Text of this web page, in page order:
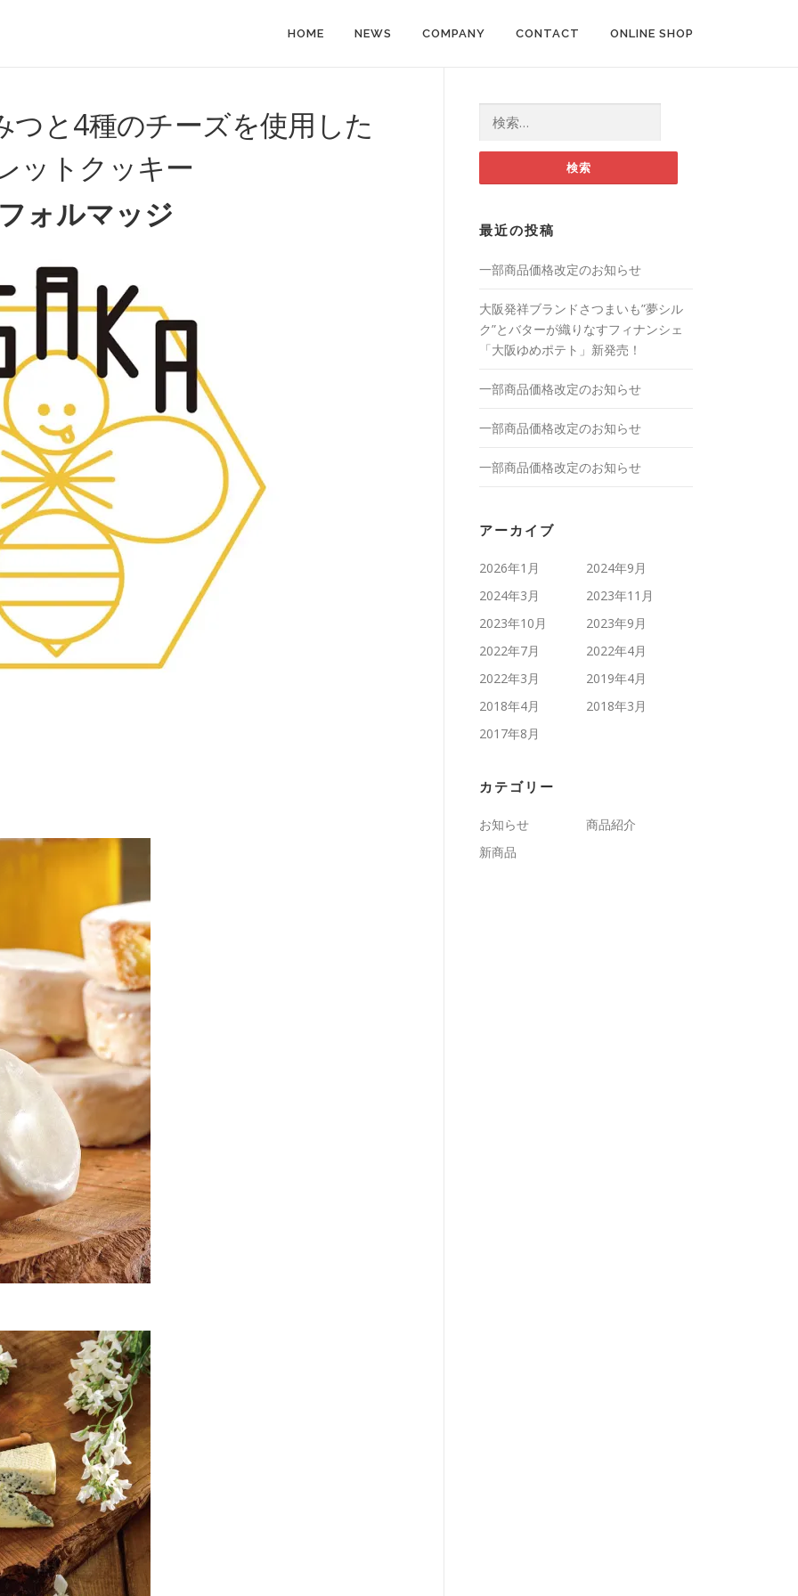
HOME NEWS COMPANY CONTACT ONLINE SHOP
つと4種のチーズを使用した
ットクッキー
ォルマッジ
検索:
最近の投稿
一部商品価格改定のお知らせ
大阪発祥ブランドさつまいも”夢シル
ク”とバターが織りなすフィナンシェ
「大阪ゆめポテト」新発売！
一部商品価格改定のお知らせ
一部商品価格改定のお知らせ
一部商品価格改定のお知らせ
アーカイブ
2026年1月
2024年9月
2024年3月
2023年11月
2023年10月
2023年9月
2022年7月
2022年4月
2022年3月
2019年4月
2018年4月
2018年3月
2017年8月
カテゴリー
お知らせ
商品紹介
新商品